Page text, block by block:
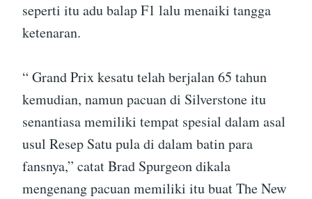
seperti itu adu balap F1 lalu menaiki tangga
ketenaran.
“ Grand Prix kesatu telah berjalan 65 tahun
kemudian, namun pacuan di Silverstone itu
senantiasa memiliki tempat spesial dalam asal
usul Resep Satu pula di dalam batin para
fansnya,” catat Brad Spurgeon dikala
mengenang pacuan memiliki itu buat The New